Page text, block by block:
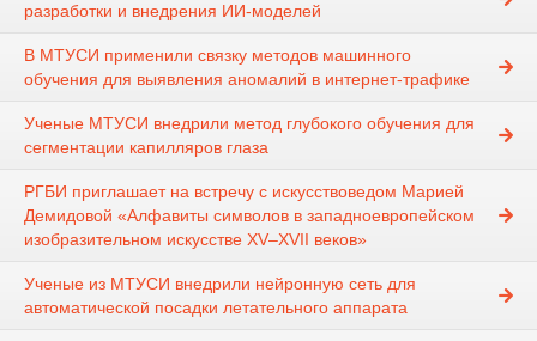
разработки и внедрения ИИ-моделей
В МТУСИ применили связку методов машинного
обучения для выявления аномалий в интернет-трафике
Ученые МТУСИ внедрили метод глубокого обучения для
сегментации капилляров глаза
РГБИ приглашает на встречу с искусствоведом Марией
Демидовой «Алфавиты символов в западноевропейском
изобразительном искусстве XV–XVII веков»
Ученые из МТУСИ внедрили нейронную сеть для
автоматической посадки летательного аппарата